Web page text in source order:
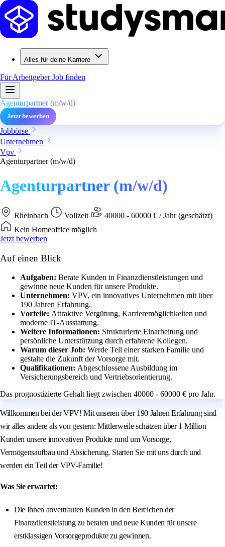
Alles für deine Karriere
Für ArbeitgeberJob finden
Agenturpartner (m/w/d)
Jetzt bewerben
Jobbörse
Unternehmen
Vpv
Agenturpartner (m/w/d)
Agenturpartner (m/w/d)
Rheinbach Vollzeit
40000 - 60000 € / Jahr (geschätzt)
Kein Homeoffice möglich
Jetzt bewerben
Auf einen Blick
Aufgaben: Berate Kunden in Finanzdienstleistungen und
gewinne neue Kunden für unsere Produkte.
Unternehmen: VPV, ein innovatives Unternehmen mit über
190 Jahren Erfahrung.
Vorteile: Attraktive Vergütung, Karrieremöglichkeiten und
moderne IT-Ausstattung.
Weitere Informationen: Strukturierte Einarbeitung und
persönliche Unterstützung durch erfahrene Kollegen.
Warum dieser Job: Werde Teil einer starken Familie und
gestalte die Zukunft der Vorsorge mit.
Qualifikationen: Abgeschlossene Ausbildung im
Versicherungsbereich und Vertriebsorientierung.
Das prognostizierte Gehalt liegt zwischen 40000 - 60000 € pro Jahr.
Willkommen bei der VPV! Mit unseren über 190 Jahren Erfahrung sind
wir alles andere als von gestern: Mittlerweile schätzen über 1 Million
Kunden unsere innovativen Produkte rund um Vorsorge,
Vermögensaufbau und Absicherung. Starten Sie mit uns durch und
werden ein Teil der VPV-Familie!
Was Sie erwartet:
Die Ihnen anvertrauten Kunden in den Bereichen der
Finanzdienstleistung zu beraten und neue Kunden für unsere
erstklassigen Vorsorgeprodukte zu gewinnen.